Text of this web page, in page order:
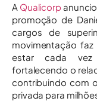
A Qualicorp
promoção de
cargos de
movimentação
estar cada vez
fortalecendo o
contribuindo com
privada para